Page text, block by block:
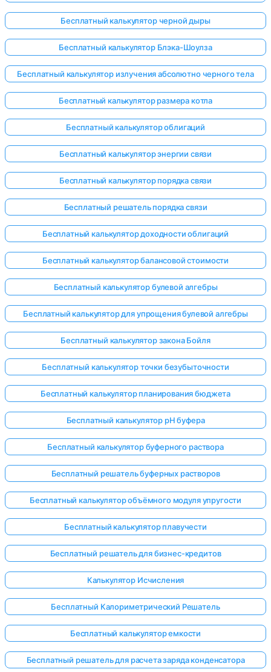
Бесплатный калькулятор черной дыры
Бесплатный калькулятор Блэка-Шоулза
Бесплатный калькулятор излучения абсолютно черного тела
Бесплатный калькулятор размера котла
Бесплатный калькулятор облигаций
Бесплатный калькулятор энергии связи
Бесплатный калькулятор порядка связи
Бесплатный решатель порядка связи
Бесплатный калькулятор доходности облигаций
Бесплатный калькулятор балансовой стоимости
Бесплатный калькулятор булевой алгебры
Бесплатный калькулятор для упрощения булевой алгебры
Бесплатный калькулятор закона Бойля
Бесплатный калькулятор точки безубыточности
Бесплатный калькулятор планирования бюджета
Бесплатный калькулятор pH буфера
Бесплатный калькулятор буферного раствора
Бесплатный решатель буферных растворов
Бесплатный калькулятор объёмного модуля упругости
Бесплатный калькулятор плавучести
Бесплатный решатель для бизнес-кредитов
Калькулятор Исчисления
Бесплатный Калориметрический Решатель
Бесплатный калькулятор емкости
Бесплатный решатель для расчета заряда конденсатора